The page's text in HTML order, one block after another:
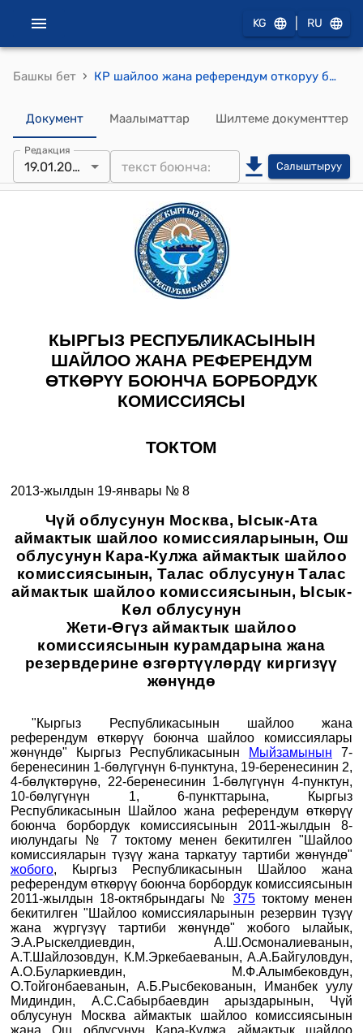
KG RU
Башкы бет › КР шайлоо жана референдум откоруу боюнча Борбордук комиссиясынын 2013-жылдын 19-январындагы № 8 "Чүй облусунун Москва, Ысык-Ата аймактык шайлоо комиссияларынын, Ош облусунун Кара-Кулжа аймактык шайлоо комиссиясынын, Талас облусунун Талас аймактык шайлоо комиссиясынын, Ысык-Көл облусунун Жети-Өгүз аймактык шайлоо комиссиясынын курамдарына жана резервдерине өзгөртүүлөрдү киргизүү жөнүндө" токтому
Документ Маалыматтар Шилтеме документтер
Редакция
19.01.2013 Салыштыруу